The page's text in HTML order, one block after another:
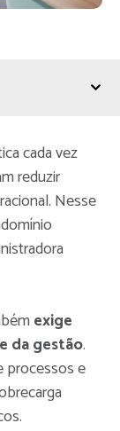
cada vez
reduzir
Nesse
exige
da gestão.
processos e